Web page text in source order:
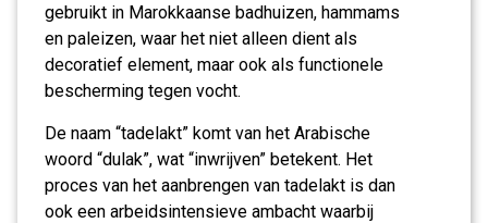
gebruikt in Marokkaanse badhuizen, hammams
en paleizen, waar het niet alleen dient als
decoratief element, maar ook als functionele
bescherming tegen vocht.
De naam “tadelakt” komt van het Arabische
woord “dulak”, wat “inwrijven” betekent. Het
proces van het aanbrengen van tadelakt is dan
ook een arbeidsintensieve ambacht waarbij